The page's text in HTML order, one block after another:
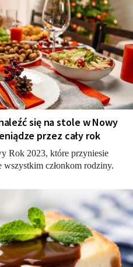
się na stole w Nowy
przez cały rok
Rok 2023, które przyniesie
wszystkim członkom rodziny.